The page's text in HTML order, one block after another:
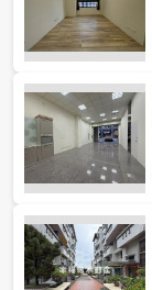
台北市
基隆市
新北市
宜蘭縣
桃園市
新竹市
類型(可複選)
不拘